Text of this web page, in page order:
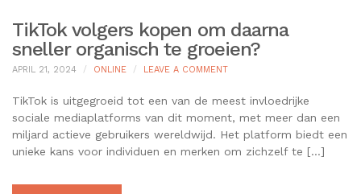
TikTok volgers kopen om daarna
sneller organisch te groeien?
APRIL 21, 2024 ONLINE LEAVE A COMMENTON
VOLGERS
OM
DAARNA
SNELLER
TikTok is uitgegroeid tot een van de meest invloedrijke
sociale mediaplatforms van dit moment, met meer dan een
miljard actieve gebruikers wereldwijd. Het platform biedt een
unieke kans voor individuen en merken om zichzelf te […]